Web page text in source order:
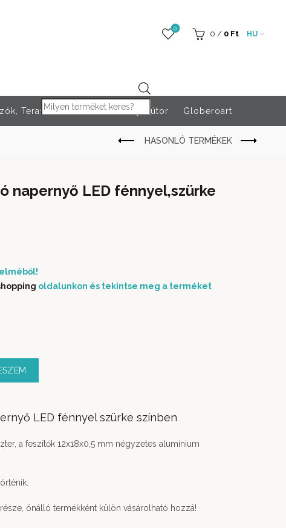
Products search
0
0 / 0 Ft HU
Teraszfűtés Rendezvény bútor Globeroart
napernyő LED fénnyel,szürke
oldalunkon és tekintse meg a terméket
LED fénnyel szürke színben
a feszítők 12x18x0,5 mm négyzetes alumínium
önálló termékként külön vásárolható hozzá!